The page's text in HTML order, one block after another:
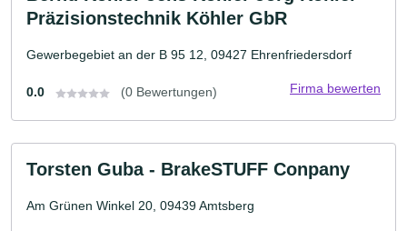
Präzisionstechnik Köhler GbR
Gewerbegebiet an der B 95 12, 09427 Ehrenfriedersdorf
0.0 (0 Bewertungen) Firma bewerten
Torsten Guba - BrakeSTUFF Conpany
Am Grünen Winkel 20, 09439 Amtsberg